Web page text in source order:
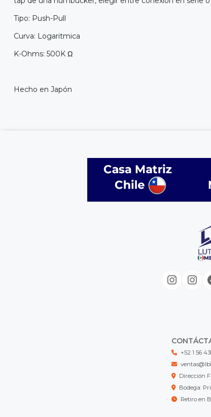
Tipo: Push-Pull
Curva: Logaritmica
K-Ohms: 500K Ω
Hecho en Japón
+52 1 56
Dirección
Bodega:
Retiro en